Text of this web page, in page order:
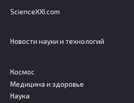
ScienceXXI.com
Новости науки и технологий
Космос
Медицина и здоровье
Наука